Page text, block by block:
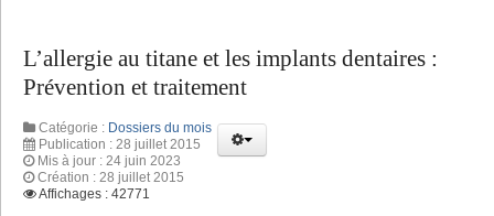
L’allergie au titane et les implants dentaires :
Prévention et traitement
Catégorie : Dossiers du mois
Publication : 28 juillet 2015
Mis à jour : 24 juin 2023
Création : 28 juillet 2015
Affichages : 42771